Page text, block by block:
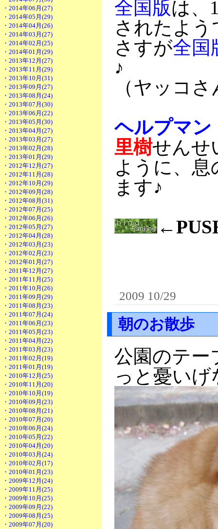
・2014年06月(27)
・2014年05月(29)
・2014年04月(26)
・2014年03月(27)
・2014年02月(25)
・2014年01月(29)
・2013年12月(27)
・2013年11月(29)
・2013年10月(31)
・2013年09月(27)
・2013年08月(24)
・2013年07月(30)
・2013年06月(22)
・2013年05月(30)
・2013年04月(27)
・2013年03月(27)
・2013年02月(28)
・2013年01月(29)
・2012年12月(27)
・2012年11月(28)
・2012年10月(29)
・2012年09月(28)
・2012年08月(31)
・2012年07月(25)
・2012年06月(26)
・2012年05月(27)
・2012年04月(28)
・2012年03月(23)
・2012年02月(23)
・2012年01月(27)
・2011年12月(27)
・2011年11月(25)
・2011年10月(26)
・2011年09月(29)
・2011年08月(23)
・2011年07月(24)
・2011年06月(23)
・2011年05月(23)
・2011年04月(22)
・2011年03月(23)
・2011年02月(19)
・2011年01月(19)
・2010年12月(25)
・2010年11月(20)
・2010年10月(19)
・2010年09月(23)
・2010年08月(21)
・2010年07月(20)
・2010年06月(24)
・2010年05月(22)
・2010年04月(20)
・2010年03月(24)
・2010年02月(17)
・2010年01月(23)
・2009年12月(24)
・2009年11月(25)
・2009年10月(25)
・2009年09月(22)
・2009年08月(25)
・2009年07月(20)
全国版は、
されたよう
さすが全国
♪
（ヤッコ
ヘルプマン
里樹せんせ
ように、
ます♪
2009 10/29
朝のお散歩
公園のテー
っと憂い